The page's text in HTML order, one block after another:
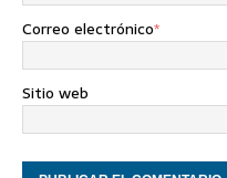
Correo electrónico*
Sitio web